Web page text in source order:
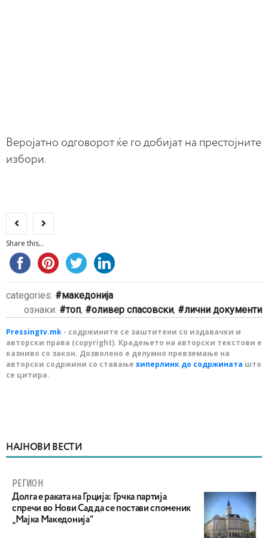
Веројатно одговорот ќе го добијат на престојните
избори.
Share this...
categories:
македонија
ознаки:
топ, оливер спасовски, лични документи
Pressingtv.mk - содржините се заштитени со издавачки и
авторски права (copyright). Крадењето на авторски текстови е
казниво со закон. Дозволено е делумно превземање на
авторски содржини со ставање хиперлинк до содржината што
се цитира.
НАЈНОВИ ВЕСТИ
РЕГИОН
Долга е раката на Грција: Грчка партија
спречи во Нови Сад да се постави споменик
„Мајка Македонија“